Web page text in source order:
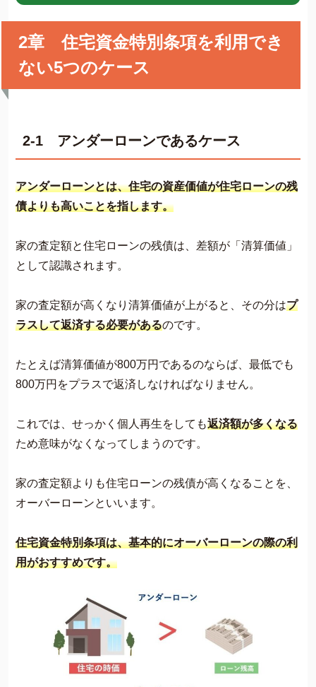
2章 住宅資金特別条項を利用でき
ない5つのケース
2-1 アンダーローンであるケース
アンダーローンとは、住宅の資産価値が住宅ローンの残
債よりも高いことを指します。
家の査定額と住宅ローンの残債は、差額が「清算価値」
として認識されます。
家の査定額が高くなり清算価値が上がると、その分はプ
ラスして返済する必要があるのです。
たとえば清算価値が800万円であるのならば、最低でも
800万円をプラスで返済しなければなりません。
これでは、せっかく個人再生をしても返済額が多くなる
ため意味がなくなってしまうのです。
家の査定額よりも住宅ローンの残債が高くなることを、
オーバーローンといいます。
住宅資金特別条項は、基本的にオーバーローンの際の利
用がおすすめです。